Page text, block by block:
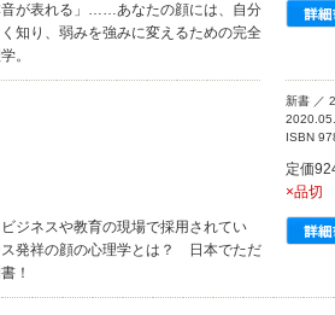
音が表れる」……あなたの顔には、自分
知り、弱みを強みに変えるための完全
。
ジネスや教育の現場で採用されてい
発祥の顔の心理学とは？ 日本でただ
！
新書 ／
ISBN
定価
×品切